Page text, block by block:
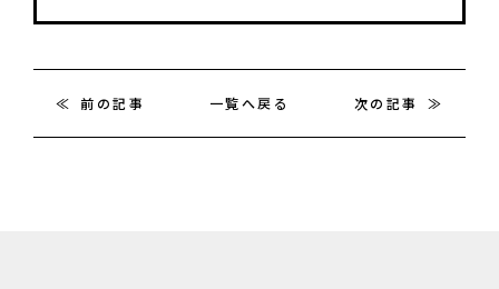
前の記事 一覧へ戻る 次の記事